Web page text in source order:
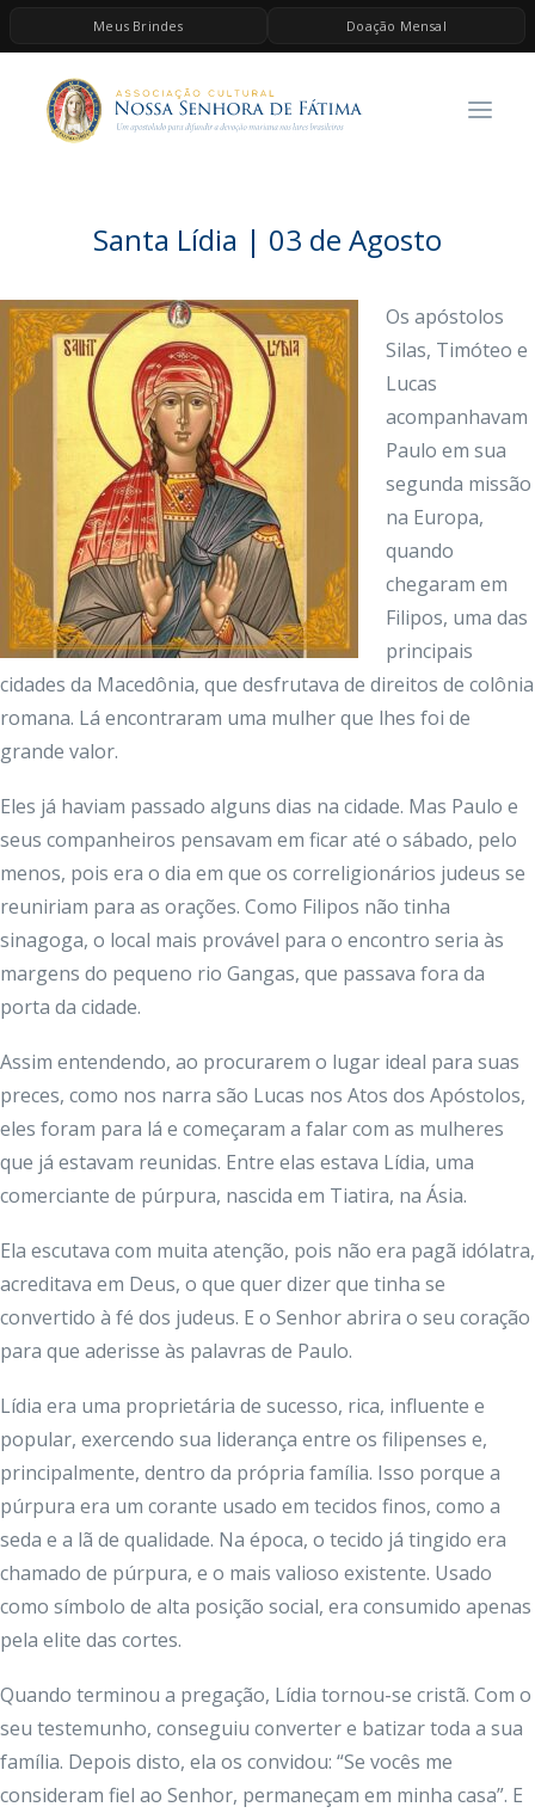
Meus Brindes Doação Mensal
HOME
A ASSOCIAÇÃO
AS MELHORES MÚSICAS CATÓLICAS
BRINDES
QUERO DOAR
Santa Lídia | 03 de Agosto
Os apóstolos
Silas, Timóteo e
Lucas
acompanhavam
Paulo em sua
segunda missão
na Europa,
quando
chegaram em
Filipos, uma das
principais
cidades da Macedônia, que desfrutava de direitos de colônia
romana. Lá encontraram uma mulher que lhes foi de
grande valor.
Eles já haviam passado alguns dias na cidade. Mas Paulo e
seus companheiros pensavam em ficar até o sábado, pelo
menos, pois era o dia em que os correligionários judeus se
reuniriam para as orações. Como Filipos não tinha
sinagoga, o local mais provável para o encontro seria às
margens do pequeno rio Gangas, que passava fora da
porta da cidade.
Assim entendendo, ao procurarem o lugar ideal para suas
preces, como nos narra são Lucas nos Atos dos Apóstolos,
eles foram para lá e começaram a falar com as mulheres
que já estavam reunidas. Entre elas estava Lídia, uma
comerciante de púrpura, nascida em Tiatira, na Ásia.
Ela escutava com muita atenção, pois não era pagã idólatra,
acreditava em Deus, o que quer dizer que tinha se
convertido à fé dos judeus. E o Senhor abrira o seu coração
para que aderisse às palavras de Paulo.
Lídia era uma proprietária de sucesso, rica, influente e
popular, exercendo sua liderança entre os filipenses e,
principalmente, dentro da própria família. Isso porque a
púrpura era um corante usado em tecidos finos, como a
seda e a lã de qualidade. Na época, o tecido já tingido era
chamado de púrpura, e o mais valioso existente. Usado
como símbolo de alta posição social, era consumido apenas
pela elite das cortes.
Quando terminou a pregação, Lídia tornou-se cristã. Com o
seu testemunho, conseguiu converter e batizar toda a sua
família. Depois disto, ela os convidou: “Se vocês me
consideram fiel ao Senhor, permaneçam em minha casa”. E